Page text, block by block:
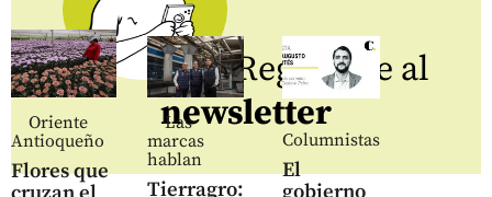
Oriente
Antioqueño
Flores que
Las
marcas
hablan
Tierragro:
Columnistas
El
Regístrate al
newsletter